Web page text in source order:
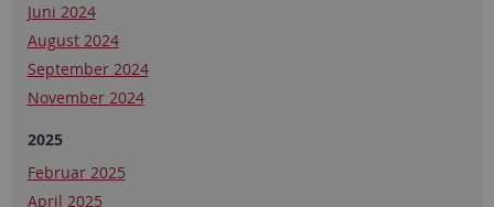
Juni 2024
August 2024
September 2024
November 2024
2025
Februar 2025
April 2025